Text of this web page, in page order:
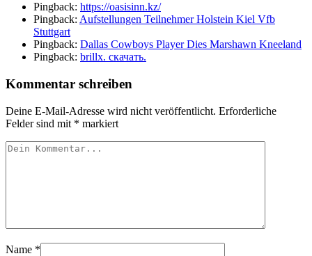
Pingback: https://oasisinn.kz/
Pingback: Aufstellungen Teilnehmer Holstein Kiel Vfb
Stuttgart
Pingback: Dallas Cowboys Player Dies Marshawn Kneeland
Pingback: brillx. скачать.
Kommentar schreiben
Deine E-Mail-Adresse wird nicht veröffentlicht. Erforderliche
Felder sind mit * markiert
Name *